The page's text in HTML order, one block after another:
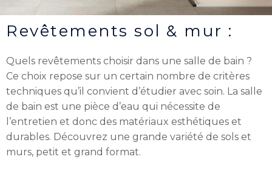
Revêtements sol & mur :
Quels revêtements choisir dans une salle de bain ?
Ce choix repose sur un certain nombre de critères
techniques qu’il convient d’étudier avec soin. La salle
de bain est une pièce d’eau qui nécessite de
l’entretien et donc des matériaux esthétiques et
durables. Découvrez une grande variété de sols et
murs, petit et grand format.